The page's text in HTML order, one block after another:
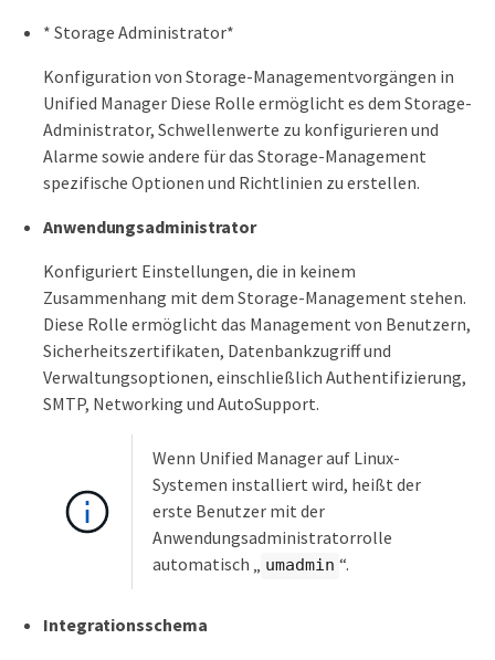
* Storage Administrator*
Konfiguration von Storage-Managementvorgängen in
Unified Manager Diese Rolle ermöglicht es dem Storage-
Administrator, Schwellenwerte zu konfigurieren und
Alarme sowie andere für das Storage-Management
spezifische Optionen und Richtlinien zu erstellen.
Anwendungsadministrator
Konfiguriert Einstellungen, die in keinem
Zusammenhang mit dem Storage-Management stehen.
Diese Rolle ermöglicht das Management von Benutzern,
Sicherheitszertifikaten, Datenbankzugriff und
Verwaltungsoptionen, einschließlich Authentifizierung,
SMTP, Networking und AutoSupport.
Wenn Unified Manager auf Linux-
Systemen installiert wird, heißt der
erste Benutzer mit der
Anwendungsadministratorrolle
automatisch „ umadmin “.
Integrationsschema